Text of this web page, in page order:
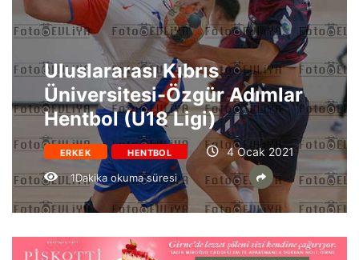
Uluslararası Kıbrıs
Üniversitesi-Özgür Adımlar
Hentbol (U18 Ligi)
ERKEK HENTBOL 4 Ocak 2021
1Dakika okuma süresi